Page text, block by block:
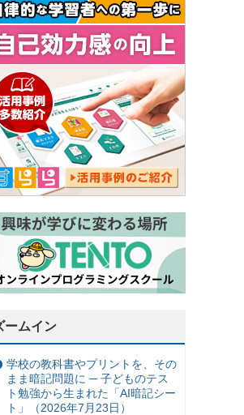
ームイン
学校の教科書やプリントを、その
まま暗記問題に ─ 子どものテス
ト勉強から生まれた「AI暗記シー
ト」（2026年7月23日）